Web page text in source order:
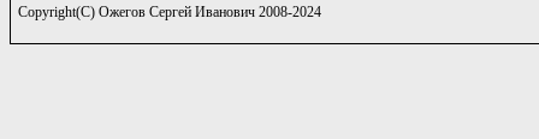
Copyright(C) Ожегов Сергей Иванович 2008-2024